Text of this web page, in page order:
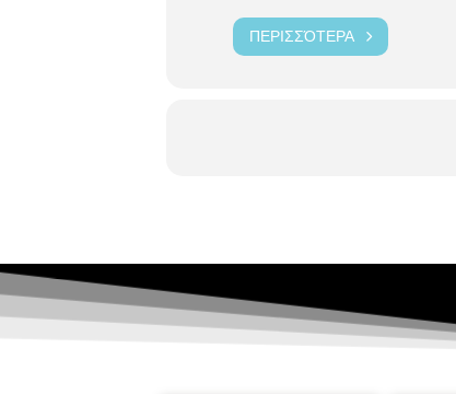
ΠΕΡΙΣΣΌΤΕΡΑ